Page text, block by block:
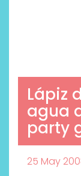
Lápiz
agua
party
25 May